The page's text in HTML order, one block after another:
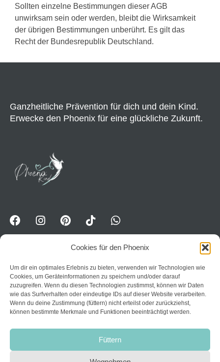
Cookies für den Phoenix
Um dir ein optimales Erlebnis zu bieten, verwenden wir Technologien wie
Cookies, um Geräteinformationen zu speichern und/oder darauf
zuzugreifen. Wenn du diesen Technologien zustimmst, können wir Daten
wie das Surfverhalten oder eindeutige IDs auf dieser Website verarbeiten.
Wenn du deine Zustimmung (füttern) nicht erteilst oder zurückziehst,
können bestimmte Merkmale und Funktionen beeinträchtigt werden.
Füttern
Sollten einzelne Bestimmungen dieser AGB
unwirksam sein oder werden, bleibt die Wirksamkeit
der übrigen Bestimmungen unberührt. Es gilt das
Recht der Bundesrepublik Deutschland.
Ganzheitliche Prävention für dich und dein Kind.
Erwecke den Phoenix für eine glückliche Zukunft.
WhatsApp-Kanal für Erwavhsene: Jetzt Impulse
erhalten:
Trete dem Kanal PhoenixPower bei
Home
Kontakt
Datenschutzerklärung
AGB
Impressum
Widerruf